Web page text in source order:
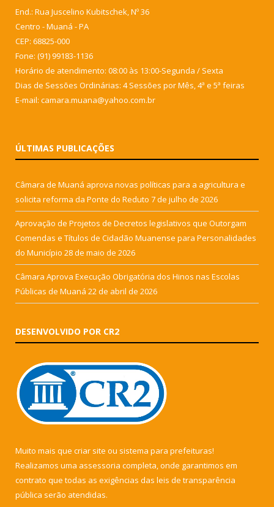
End.: Rua Juscelino Kubitschek, Nº 36
Centro - Muaná - PA
CEP: 68825-000
Fone: (91) 99183-1136
Horário de atendimento: 08:00 às 13:00-Segunda / Sexta
Dias de Sessões Ordinárias: 4 Sessões por Mês, 4ª e 5ª feiras
E-mail: camara.muana@yahoo.com.br
ÚLTIMAS PUBLICAÇÕES
Câmara de Muaná aprova novas políticas para a agricultura e
solicita reforma da Ponte do Reduto 7 de julho de 2026
Aprovação de Projetos de Decretos legislativos que Outorgam
Comendas e Títulos de Cidadão Muanense para Personalidades
do Município 28 de maio de 2026
Câmara Aprova Execução Obrigatória dos Hinos nas Escolas
Públicas de Muaná 22 de abril de 2026
DESENVOLVIDO POR CR2
Muito mais que criar site ou sistema para prefeituras!
Realizamos uma assessoria completa, onde garantimos em
contrato que todas as exigências das leis de transparência
pública serão atendidas.